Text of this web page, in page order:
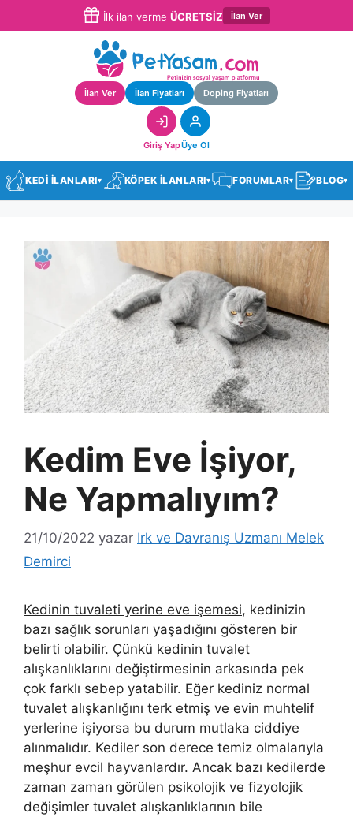
İlk ilan verme ÜCRETSİZ İlan Ver
İlan Ver İlan Fiyatları Doping Fiyatları
Giriş YapÜye Ol
KEDİ İLANLARI▾ KÖPEK İLANLARI▾ FORUMLAR▾ BLOG▾
Kedim Eve İşiyor,
Ne Yapmalıyım?
21/10/2022 yazar Irk ve Davranış Uzmanı Melek
Demirci
Kedinin tuvaleti yerine eve işemesi, kedinizin
bazı sağlık sorunları yaşadığını gösteren bir
belirti olabilir. Çünkü kedinin tuvalet
alışkanlıklarını değiştirmesinin arkasında pek
çok farklı sebep yatabilir. Eğer kediniz normal
tuvalet alışkanlığını terk etmiş ve evin muhtelif
yerlerine işiyorsa bu durum mutlaka ciddiye
alınmalıdır. Kediler son derece temiz olmalarıyla
meşhur evcil hayvanlardır. Ancak bazı kedilerde
zaman zaman görülen psikolojik ve fizyolojik
değişimler tuvalet alışkanlıklarının bile